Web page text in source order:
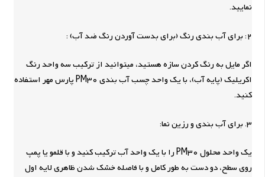
نمایید.
2: برای آب بندی رنگ (برای بدست آوردن رنگ ضد آب) :
اگر مایل به رنگ کردن سازه هستید، می­توانید از ترکیب سه واحد رنگ
اکریلیک (پایه آب)، با یک واحد چسب آب بندی PM30 پارس مهر استفاده
کنید.
3. برای آب بندی و رزین نما:
یک واحد محلول PM30 را با یک واحد آب ترکیب کنید و با قلمو یا پمپ
روی سطح، دو دست به طور کامل و با فاصله خشک شدن ظاهری لایه اول